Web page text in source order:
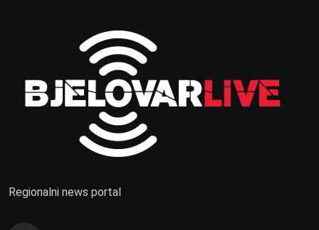
Regionalni news portal